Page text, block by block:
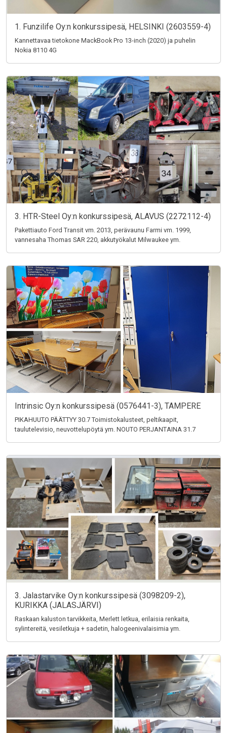
1. Funzilife Oy:n konkurssipesä, HELSINKI (2603559-4)
Kannettavaa tietokone MackBook Pro 13-inch (2020) ja puhelin
Nokia 8110 4G
3. HTR-Steel Oy:n konkurssipesä, ALAVUS (2272112-4)
Pakettiauto Ford Transit vm. 2013, perävaunu Farmi vm. 1999,
vannesaha Thomas SAR 220, akkutyökalut Milwaukee ym.
Intrinsic Oy:n konkurssipesä (0576441-3), TAMPERE
PIKAHUUTO PÄÄTTYY 30.7 Toimistokalusteet, peltikaapit,
taulutelevisio, neuvottelupöytä ym. NOUTO PERJANTAINA 31.7
3. Jalastarvike Oy:n konkurssipesä (3098209-2),
KURIKKA (JALASJÄRVI)
Raskaan kaluston tarvikkeita, Merlett letkua, erilaisia renkaita,
sylintereitä, vesiletkuja + sadetin, halogeenivalaisimia ym.